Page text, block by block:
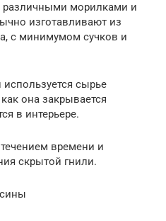
различными морилками и
изготавливают из
с минимумом сучков и
сырье
она закрывается
в интерьере.
времени и
скрытой гнили.